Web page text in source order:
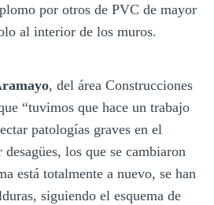
por otros de PVC de mayor
al interior de los muros.
, del área Construcciones
“tuvimos que hace un trabajo
patologías graves en el
los que se cambiaron
está totalmente a nuevo, se han
siguiendo el esquema de